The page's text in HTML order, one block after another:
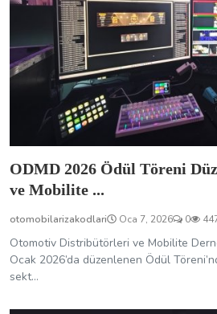
ODMD 2026 Ödül Töreni
ve Mobilite ...
otomobilarizakodlari Oca 7, 2026 0
Otomotiv Distribütörleri ve Mobilite
Ocak 2026’da düzenlenen Ödül
sekt...